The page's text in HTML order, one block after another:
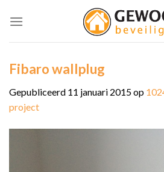
Fibaro wallplug
Gepubliceerd 11 januari 2015op
project